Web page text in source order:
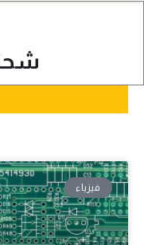
فيزياء